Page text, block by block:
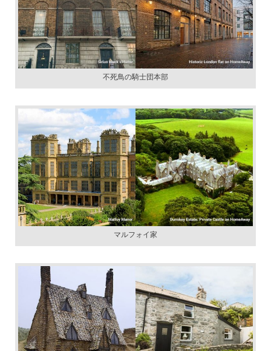
不死鳥の騎士団本部
マルフォイ家